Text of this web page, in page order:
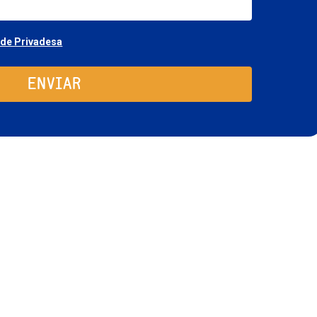
Consentimiento
Privadesa